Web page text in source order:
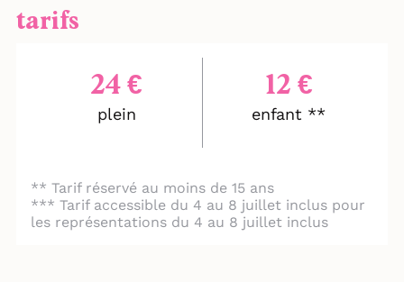
tarifs
24 €
plein
12 €
enfant **
** Tarif réservé au moins de 15 ans
*** Tarif accessible du 4 au 8 juillet inclus pour
les représentations du 4 au 8 juillet inclus